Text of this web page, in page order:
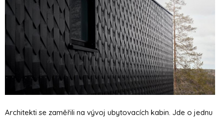
Architekti se zaměřili na vývoj ubytovacích kabin. Jde o jednu